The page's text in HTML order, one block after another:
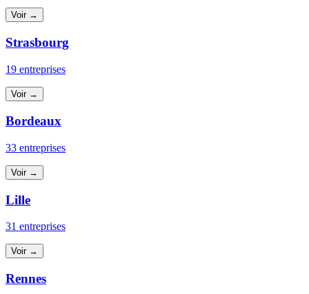
Voir →
Strasbourg
19 entreprises
Voir →
Bordeaux
33 entreprises
Voir →
Lille
31 entreprises
Voir →
Rennes